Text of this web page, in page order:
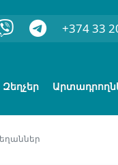
+374 33
Զեղչեր